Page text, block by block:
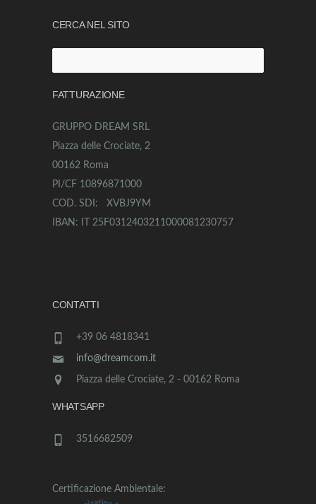
CERCA NEL SITO
per:
FATTURAZIONE
GRUPPO DREAM SRL
Piazza delle Crociate, 2
00162 Roma
PI/CF 10896871000
COD. SDI: XVBJ9YM
IBAN: IT 25F0312403211000081230757
CONTATTI
+39 06 4818341
info@dreamcom.it
Piazza delle Crociate, 2 - 00162 Roma
WHATSAPP
3516682509
Certificazione Ambientale: